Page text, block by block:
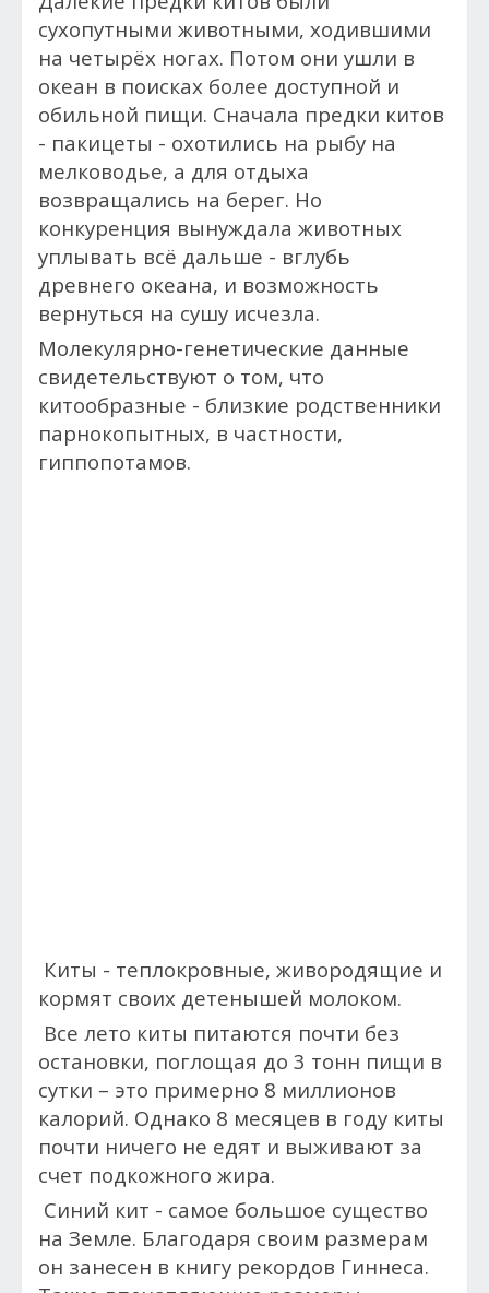
сухопутными животными, ходившими
на четырёх ногах. Потом они ушли в
океан в поисках более доступной и
обильной пищи. Сначала предки китов
- пакицеты - охотились на рыбу на
мелководье, а для отдыха
возвращались на берег. Но
конкуренция вынуждала животных
уплывать всё дальше - вглубь
древнего океана, и возможность
вернуться на сушу исчезла.
Молекулярно-генетические данные
свидетельствуют о том, что
китообразные - близкие родственники
парнокопытных, в частности,
гиппопотамов.
Киты - теплокровные, живородящие и
кормят своих детенышей молоком.
Все лето киты питаются почти без
остановки, поглощая до 3 тонн пищи в
сутки – это примерно 8 миллионов
калорий. Однако 8 месяцев в году киты
почти ничего не едят и выживают за
счет подкожного жира.
Синий кит - самое большое существо
на Земле. Благодаря своим размерам
он занесен в книгу рекордов Гиннеса.